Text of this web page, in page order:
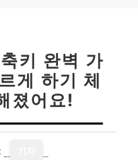
키 완벽 가
게 하기 체
졌어요!